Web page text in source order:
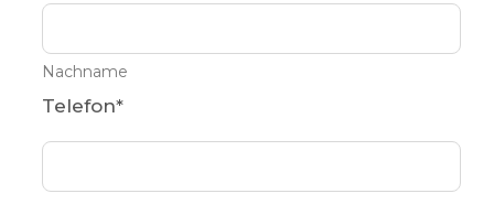
Nachname
Telefon*